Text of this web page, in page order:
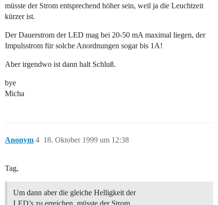
müsste der Strom entsprechend höher sein, weil ja die Leuchtzeit
kürzer ist.
Der Dauerstrom der LED mag bei 20-50 mA maximal liegen, der
Impulsstrom für solche Anordnungen sogar bis 1A!
Aber irgendwo ist dann halt Schluß.
bye
Micha
Anonym 18. Oktober 1999 um 12:38
4
Tag,
Um dann aber die gleiche Helligkeit der
LED’s zu erreichen, müsste der Strom